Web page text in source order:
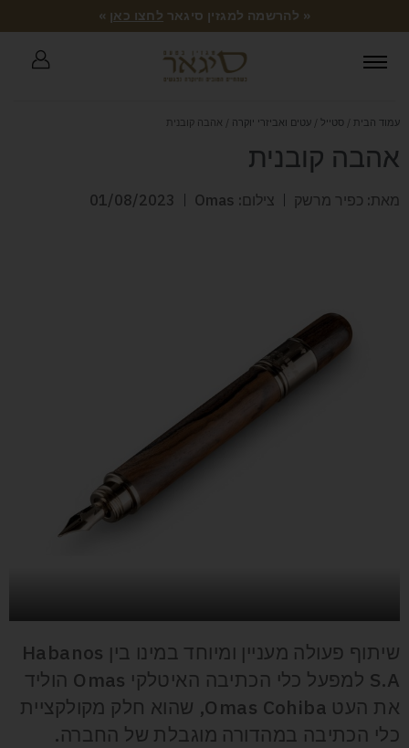
« להרשמה למגזין סיגאר לחצו כאן »
עמוד הבית / סטייל / עטים ואביזרי יוקרה / אהבה קובנית
אהבה קובנית
מאת: כפיר מרשק צילום: Omas 01/08/2023
שיתוף פעולה מעניין ומיוחד במינו בין Habanos
S.A למפעל כלי הכתיבה האיטלקי Omas הוליד
את העט Omas Cohiba, שהוא חלק מקולקציית
כלי הכתיבה במהדורה מוגבלת של החברה.